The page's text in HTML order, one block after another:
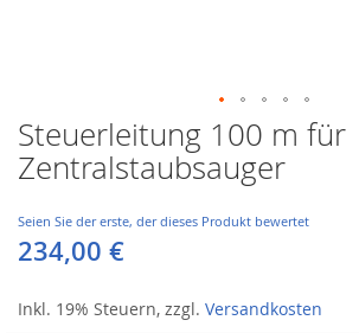
Steuerleitung 100 m für
Zentralstaubsauger
Seien Sie der erste, der dieses Produkt bewertet
234,00 €
Inkl. 19% Steuern, zzgl. Versandkosten
Zum
Anfang
der
springen